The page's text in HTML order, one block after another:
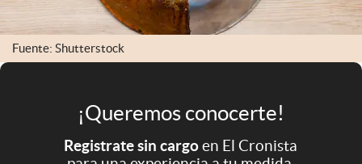
Argentina
Fuente: Shutterstock
¡Queremos conocerte!
Registrate sin cargoen El Cronista